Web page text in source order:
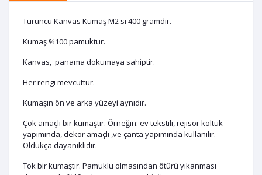
Turuncu Kanvas Kumaş M2 si 400 gramdır.
Kumaş %100 pamuktur.
Kanvas, panama dokumaya sahiptir.
Her rengi mevcuttur.
Kumaşın ön ve arka yüzeyi aynıdır.
Çok amaçlı bir kumaştır. Örneğin: ev tekstili, rejisör koltuk
yapımında, dekor amaçlı ,ve çanta yapımında kullanılır.
Oldukça dayanıklıdır.
Tok bir kumaştır. Pamuklu olmasından ötürü yıkanması